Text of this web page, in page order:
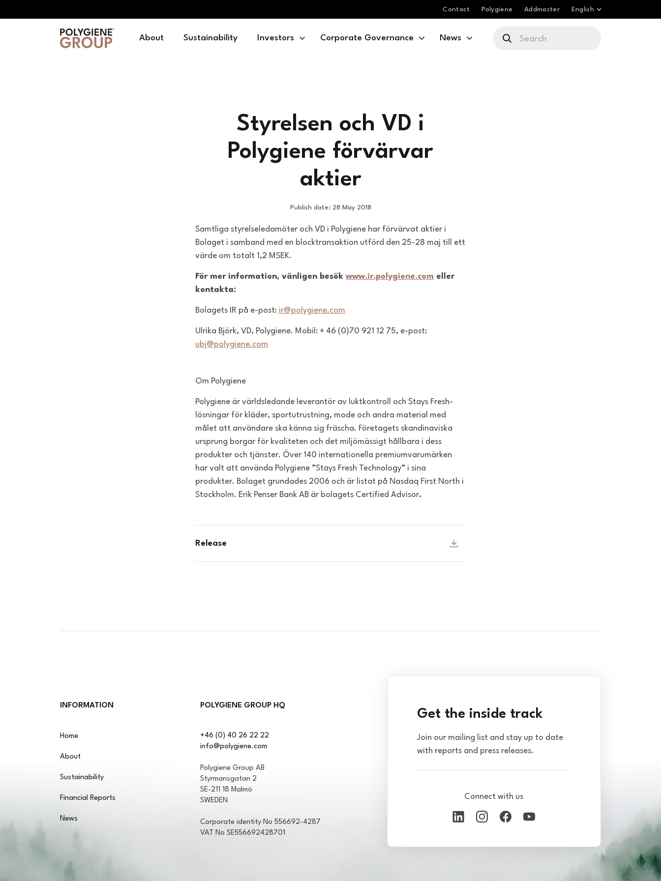
About Sustainability Investors Corporate Governance News
Contact Polygiene Addmaster English
Styrelsen och VD i
Polygiene förvärvar
aktier
Publish date: 28 May 2018
Samtliga styrelseledamöter och VD i Polygiene har förvärvat aktier i
Bolaget i samband med en blocktransaktion utförd den 25-28 maj till ett
värde om totalt 1,2 MSEK.
För mer information, vänligen besök www.ir.polygiene.com eller
kontakta:
Bolagets IR på e-post: ir@polygiene.com
Ulrika Björk, VD, Polygiene. Mobil: + 46 (0)70 921 12 75, e-post:
ubj@polygiene.com
Om Polygiene
Polygiene är världsledande leverantör av luktkontroll och Stays Fresh-
lösningar för kläder, sportutrustning, mode och andra material med
målet att användare ska känna sig fräscha. Företagets skandinaviska
ursprung borgar för kvaliteten och det miljömässigt hållbara i dess
produkter och tjänster. Över 140 internationella premiumvarumärken
har valt att använda Polygiene ”Stays Fresh Technology” i sina
produkter. Bolaget grundades 2006 och är listat på Nasdaq First North i
Stockholm. Erik Penser Bank AB är bolagets Certified Advisor.
Release
INFORMATION
Home
About
Sustainability
Financial Reports
News
POLYGIENE GROUP HQ
+46 (0) 40 26 22 22
info@polygiene.com
Polygiene Group AB
Styrmansgatan 2
SE-211 18 Malmö
SWEDEN
Corporate identity No 556692-4287
VAT No SE556692428701
Get the inside track
Join our mailing list and stay up to date
with reports and press releases.
Connect with us